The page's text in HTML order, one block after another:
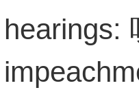
hearings: